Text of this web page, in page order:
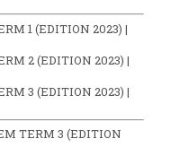
1 (EDITION 2023) |
2 (EDITION 2023) |
3 (EDITION 2023) |
TERM 3 (EDITION